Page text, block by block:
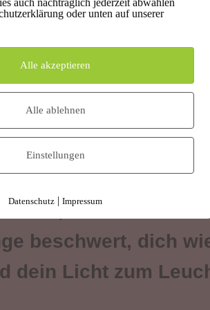
mich auf die Liste!
ein Leben voll
endlich den
beschwert, dich
dein Licht zum
auch nachträglich jederzeit abwählen
oder unten auf unserer
Alle akzeptieren
Alle ablehnen
Einstellungen
Datenschutz | Impressum